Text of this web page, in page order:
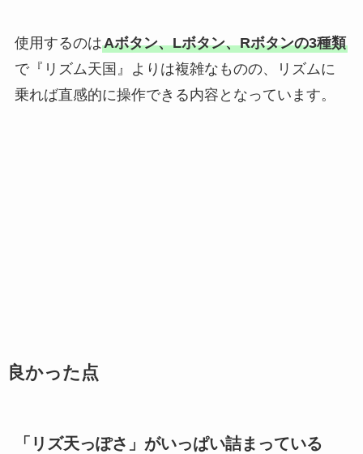
使用するのはAボタン、Lボタン、Rボタンの3種類
で『リズム天国』よりは複雑なものの、リズムに
乗れば直感的に操作できる内容となっています。
良かった点
「リズ天っぽさ」がいっぱい詰まっている